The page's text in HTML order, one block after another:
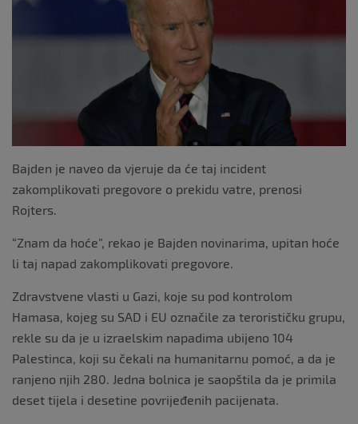
o
Bajden je naveo da vjeruje da će taj incident
zakomplikovati pregovore o prekidu vatre, prenosi
Rojters.
“Znam da hoće”, rekao je Bajden novinarima, upitan hoće
li taj napad zakomplikovati pregovore.
Zdravstvene vlasti u Gazi, koje su pod kontrolom
Hamasa, kojeg su SAD i EU označile za terorističku grupu,
rekle su da je u izraelskim napadima ubijeno 104
Palestinca, koji su čekali na humanitarnu pomoć, a da je
ranjeno njih 280. Jedna bolnica je saopštila da je primila
deset tijela i desetine povrijeđenih pacijenata.